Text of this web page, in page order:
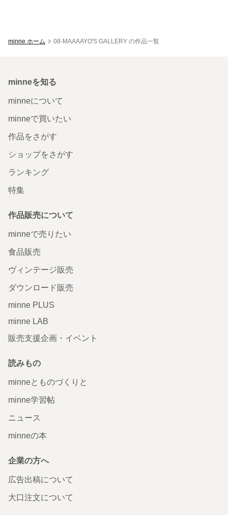
minne ホーム 08-MAAAAYO'S GALLERY の作品一覧
minneを知る
minneについて
minneで買いたい
作品をさがす
ショップをさがす
ランキング
特集
作品販売について
minneで売りたい
食品販売
ヴィンテージ販売
ダウンロード販売
minne PLUS
minne LAB
販売支援企画・イベント
読みもの
minneとものづくりと
minne学習帖
ニュース
minneの本
企業の方へ
広告出稿について
大口注文について